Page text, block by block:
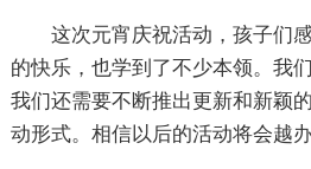
这次元宵庆祝活动，孩子们
的快乐，也学到了不少本领。我
我们还需要不断推出更新和新颖
动形式。相信以后的活动将会越办